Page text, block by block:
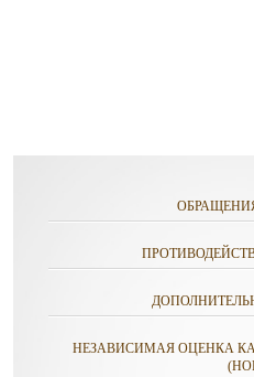
НЕЗАВИСИМАЯ ОЦЕНКА